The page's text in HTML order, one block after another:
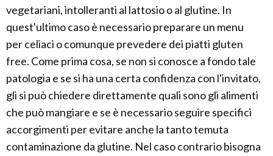
vegetariani, intolleranti al lattosio o al glutine. In
quest'ultimo caso è necessario preparare un menu
per celiaci o comunque prevedere dei piatti gluten
free. Come prima cosa, se non si conosce a fondo tale
patologia e se si ha una certa confidenza con l'invitato,
gli si può chiedere direttamente quali sono gli alimenti
che può mangiare e se è necessario seguire specifici
accorgimenti per evitare anche la tanto temuta
contaminazione da glutine. Nel caso contrario bisogna